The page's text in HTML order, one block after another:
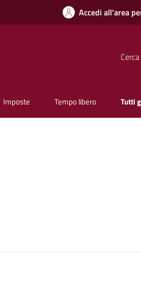
Accedi all'area
Cerca
Imposte Tempo libero Tutti